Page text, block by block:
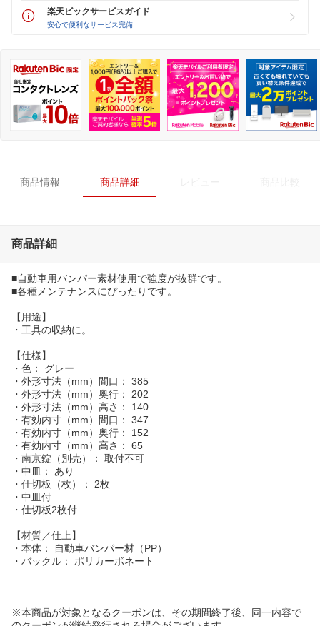
楽天ビックサービスガイド
安心で便利なサービス完備
商品情報 商品詳細
商品詳細
■自動車用バンパー素材使用で強度が抜群です。
■各種メンテナンスにぴったりです。
【用途】
・工具の収納に。
【仕様】
・色： グレー
・外形寸法（mm）間口： 385
・外形寸法（mm）奥行： 202
・外形寸法（mm）高さ： 140
・有効内寸（mm）間口： 347
・有効内寸（mm）奥行： 152
・有効内寸（mm）高さ： 65
・南京錠（別売）： 取付不可
・中皿： あり
・仕切板（枚）： 2枚
・中皿付
・仕切板2枚付
【材質／仕上】
・本体： 自動車バンパー材（PP）
・バックル： ポリカーボネート
※本商品が対象となるクーポンは、その期間終了後、同一内容で